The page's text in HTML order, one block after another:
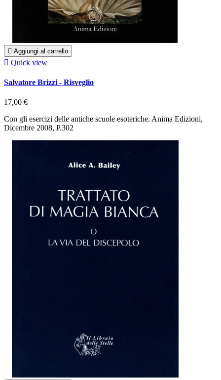
 Aggiungi al carrello
 Quick view
Salvatore Brizzi - Risveglio
17,00 €
Con gli esercizi delle antiche scuole esoteriche. Anima Edizioni,
Dicembre 2008, P.302